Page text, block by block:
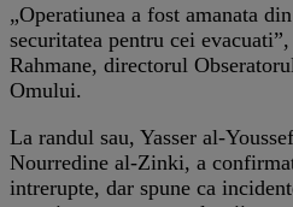
„Operatiunea a fost amanata
securitatea pentru cei
Rahmane, directorul
Omului.
La randul sau, Yasser al-
Nourredine al-Zinki, a
intrerupte, dar spune ca